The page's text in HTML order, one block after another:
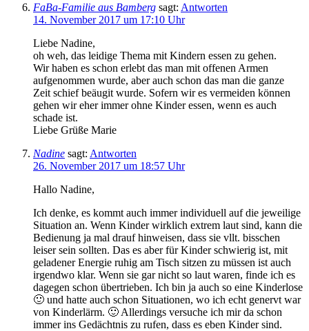
FaBa-Familie aus Bamberg sagt: Antworten
14. November 2017 um 17:10 Uhr
Liebe Nadine,
oh weh, das leidige Thema mit Kindern essen zu gehen.
Wir haben es schon erlebt das man mit offenen Armen
aufgenommen wurde, aber auch schon das man die ganze
Zeit schief beäugit wurde. Sofern wir es vermeiden können
gehen wir eher immer ohne Kinder essen, wenn es auch
schade ist.
Liebe Grüße Marie
Nadine sagt: Antworten
26. November 2017 um 18:57 Uhr
Hallo Nadine,
Ich denke, es kommt auch immer individuell auf die jeweilige
Situation an. Wenn Kinder wirklich extrem laut sind, kann die
Bedienung ja mal drauf hinweisen, dass sie vllt. bisschen
leiser sein sollten. Das es aber für Kinder schwierig ist, mit
geladener Energie ruhig am Tisch sitzen zu müssen ist auch
irgendwo klar. Wenn sie gar nicht so laut waren, finde ich es
dagegen schon übertrieben. Ich bin ja auch so eine Kinderlose
🙂 und hatte auch schon Situationen, wo ich echt genervt war
von Kinderlärm. 🙂 Allerdings versuche ich mir da schon
immer ins Gedächtnis zu rufen, dass es eben Kinder sind.